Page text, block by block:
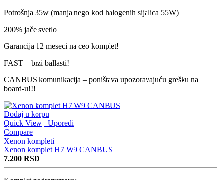
Potrošnja 35w (manja nego kod halogenih sijalica 55W)
200% jače svetlo
Garancija 12 meseci na ceo komplet!
FAST – brzi ballasti!
CANBUS komunikacija – poništava upozoravajuću grešku na
board-u!!!
Dodaj u korpu
Quick View
Uporedi
Compare
Xenon kompleti
Xenon komplet H7 W9 CANBUS
7.200 RSD